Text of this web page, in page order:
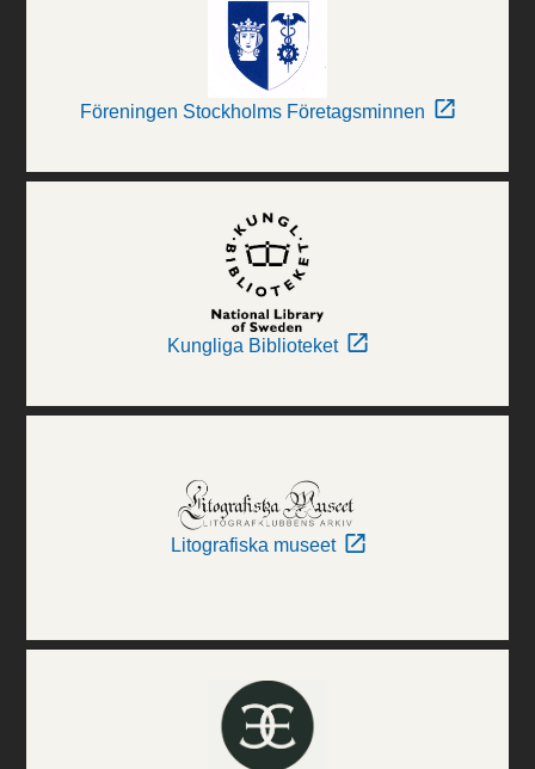
Föreningen Stockholms Företagsminnen
Kungliga Biblioteket
Litografiska museet